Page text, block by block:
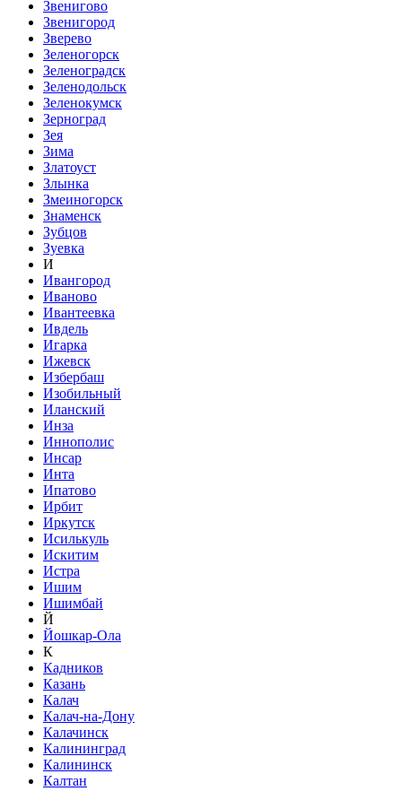
Звенигово
Звенигород
Зверево
Зеленогорск
Зеленоградск
Зеленодольск
Зеленокумск
Зерноград
Зея
Зима
Златоуст
Злынка
Змеиногорск
Знаменск
Зубцов
Зуевка
И
Ивангород
Иваново
Ивантеевка
Ивдель
Игарка
Ижевск
Избербаш
Изобильный
Иланский
Инза
Иннополис
Инсар
Инта
Ипатово
Ирбит
Иркутск
Исилькуль
Искитим
Истра
Ишим
Ишимбай
Й
Йошкар-Ола
К
Кадников
Казань
Калач
Калач-на-Дону
Калачинск
Калининград
Калининск
Калтан